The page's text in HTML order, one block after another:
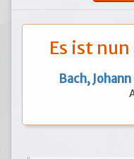
Es ist
Bach,